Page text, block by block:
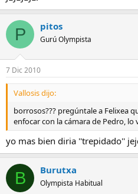
P pitos
Gurú Olympista
7 Dic 2010
Vallosis dijo:
borrosos??? pregúntale a Felixea
enfocar con la cámara de Pedro, lo
yo mas bien diria ''trepidado''
B Burutxa
Olympista Habitual